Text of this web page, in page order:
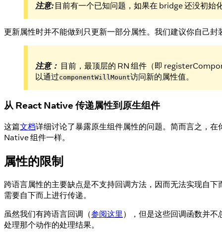
注意:目前有一个已知问题，如果在 bridge 还没初
更新属性时并不能做到只更新一部分属性。我们建议你自己封
注意： 目前，最顶层的 RN 组件（即
以通过componentWillMount访问新的属性值。
从 React Native 传递属性到原生组件
这篇文档详细讨论了暴露原生组件属性的问题。简而言之，在
Native 组件一样。
属性的限制
跨语言属性的主要缺点是不支持回调方法，因而无法实现自
需要自下而上进行传递。
虽然我们有跨语言回调（参阅这里 ），但是这些回调函数并
处理那个动作的处理结果。